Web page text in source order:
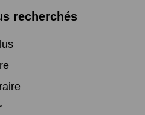
recherchés